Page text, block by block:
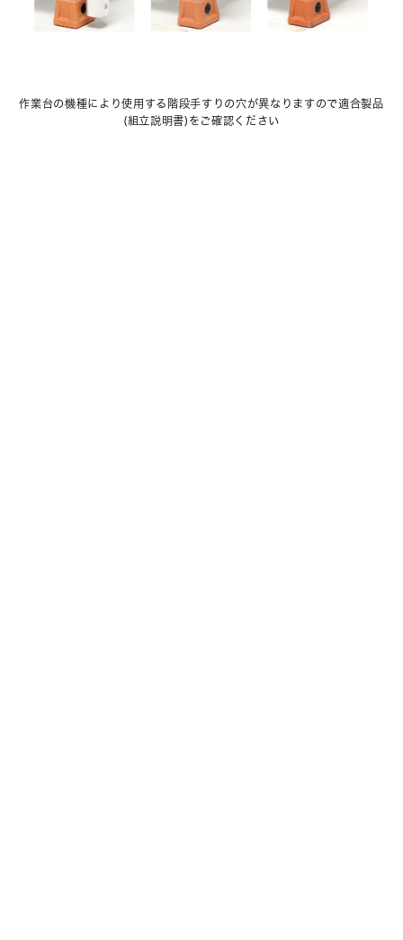
作業台の機種により使用する階段手すりの穴が異なりますので適合製品
(組立説明書)をご確認ください